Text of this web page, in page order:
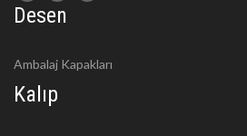
Desen
Ambalaj Kapakları
Kalıp